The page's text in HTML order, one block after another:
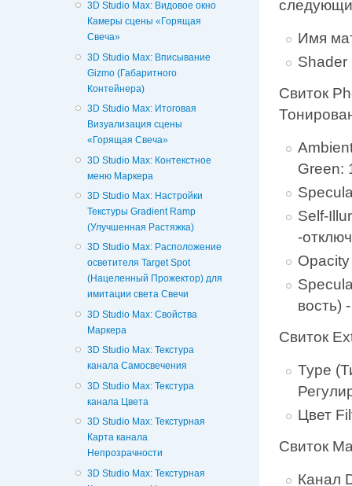
3D Studio Max: Видовое окно
Камеры сцены «Горящая
Свеча»
3D Studio Max: Вписывание
Gizmo (Габаритного
Контейнера)
3D Studio Max: Итоговая
Визуализация сцены
«Горящая Свеча»
3D Studio Max: Контекстное
меню Маркера
3D Studio Max: Настройки
Текстуры Gradient Ramp
(Улучшенная Растяжка)
3D Studio Max: Расположение
осветителя Target Spot
(Нацеленный Прожектор) для
имитации света Свечи
3D Studio Max: Свойства
Маркера
3D Studio Max: Текстура
канала Самосвечения
3D Studio Max: Текстура
канала Цвета
3D Studio Max: Текстурная
Карта канала
Непрозрачности
3D Studio Max: Текстурная
Имя
Shader
Свиток
Green:
Self-
-
вость)
Свиток
Туре
Цвет
Свиток
Канал